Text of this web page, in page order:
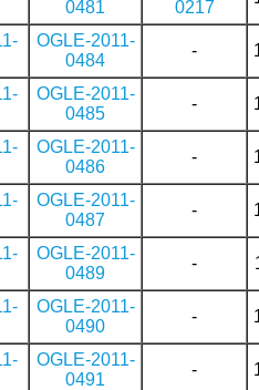
0481 0217
OGLE-2011-
0484
-
OGLE-2011-
0485
-
OGLE-2011-
0486
-
OGLE-2011-
0487
-
OGLE-2011-
0489
-
OGLE-2011-
0490
-
OGLE-2011-
0491
-